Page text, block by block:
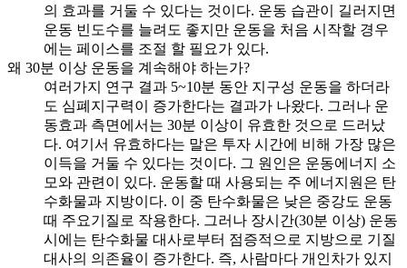
의 효과를 거둘 수 있다는 것이다. 운동 습관이 길러지면
운동 빈도수를 늘려도 좋지만 운동을 처음 시작할 경우
에는 페이스를 조절 할 필요가 있다.
왜 30분 이상 운동을 계속해야 하는가?
여러가지 연구 결과 5~10분 동안 지구성 운동을 하더라
도 심폐지구력이 증가한다는 결과가 나왔다. 그러나 운
동효과 측면에서는 30분 이상이 유효한 것으로 드러났
다. 여기서 유효하다는 말은 투자 시간에 비해 가장 많은
이득을 거둘 수 있다는 것이다. 그 원인은 운동에너지 소
모와 관련이 있다. 운동할 때 사용되는 주 에너지원은 탄
수화물과 지방이다. 이 중 탄수화물은 낮은 중강도 운동
때 주요기질로 작용한다. 그러나 장시간(30분 이상) 운동
시에는 탄수화물 대사로부터 점증적으로 지방으로 기질
대사의 의존율이 증가한다. 즉, 사람마다 개인차가 있지